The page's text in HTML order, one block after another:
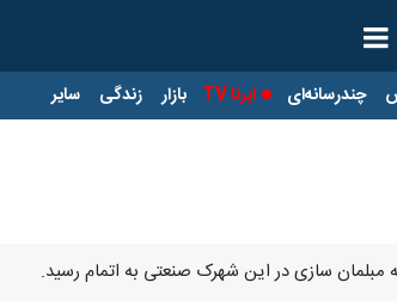
چندرسانه‌ای ایرنا TV بازار زندگی سایر
سازی در این شهرک صنعتی به اتمام رسید.